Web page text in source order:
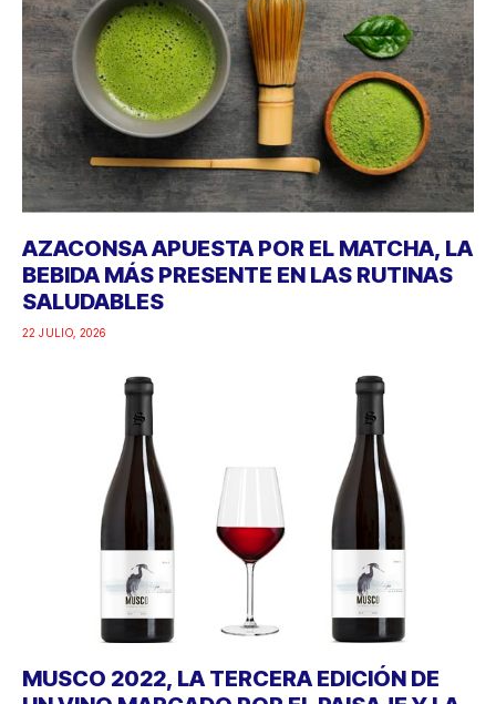
AZACONSA APUESTA POR EL MATCHA, LA
BEBIDA MÁS PRESENTE EN LAS RUTINAS
SALUDABLES
22 JULIO, 2026
MUSCO 2022, LA TERCERA EDICIÓN DE